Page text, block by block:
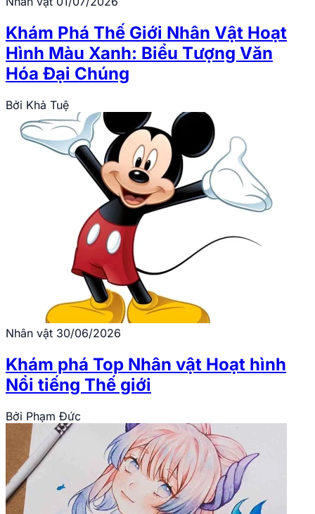
Khám Phá Thế Giới Nhân Vật Hoạt
Hình Màu Xanh: Biểu Tượng Văn
Hóa Đại Chúng
Bởi Khả Tuệ
Nhân vật 30/06/2026
Khám phá Top Nhân vật Hoạt hình
Nổi tiếng Thế giới
Bởi Phạm Đức